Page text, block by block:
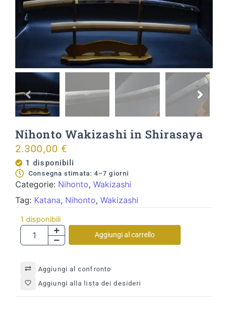
Nihonto Wakizashi in Shirasaya
2.300,00 €
1 disponibili
Consegna stimata: 4–7 giorni
Categorie: Nihonto, Wakizashi
Tag: Katana, Nihonto, Wakizashi
1 disponibili
Aggiungi al carrello
Aggiungi al confronto
Aggiungi alla lista dei desideri